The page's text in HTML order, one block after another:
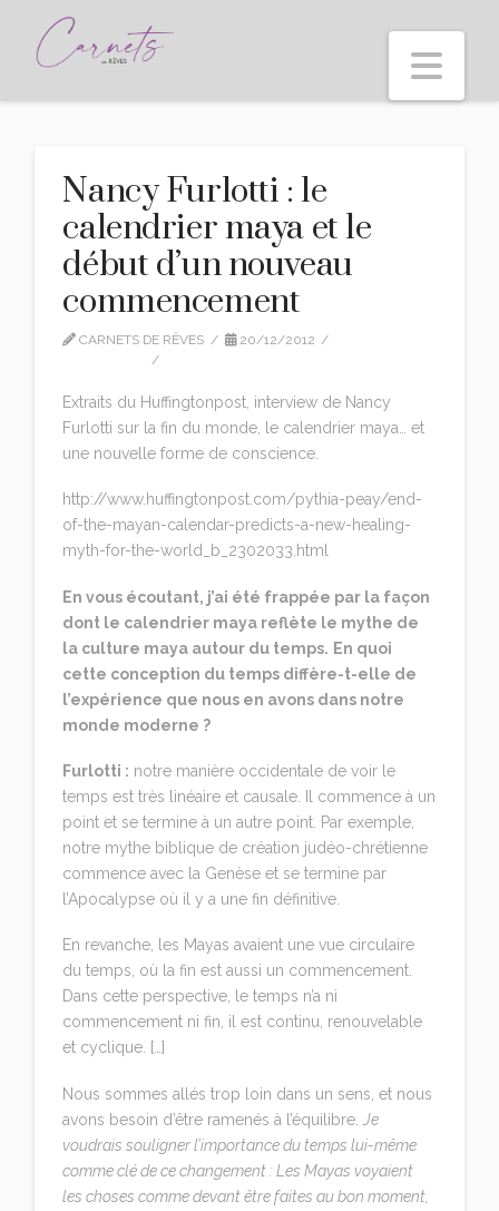
Nancy Furlotti : le
calendrier maya et le
début d’un nouveau
commencement
CARNETS DE RÊVES
20/12/2012
Extraits du Huffingtonpost, interview de Nancy
Furlotti sur la fin du monde, le calendrier maya… et
une nouvelle forme de conscience.
http://www.huffingtonpost.com/pythia-peay/end-
of-the-mayan-calendar-predicts-a-new-healing-
myth-for-the-world_b_2302033.html
En vous écoutant, j’ai été frappée par la façon
dont le calendrier maya reflète le mythe de
la culture maya autour du temps. En quoi
cette conception du temps diffère-t-elle de
l’expérience que nous en avons dans notre
monde moderne ?
Furlotti : notre manière occidentale de voir le
temps est très linéaire et causale. Il commence à un
point et se termine à un autre point. Par exemple,
notre mythe biblique de création judéo-chrétienne
commence avec la Genèse et se termine par
l’Apocalypse où il y a une fin définitive.
En revanche, les Mayas avaient une vue circulaire
du temps, où la fin est aussi un commencement.
Dans cette perspective, le temps n’a ni
commencement ni fin, il est continu, renouvelable
et cyclique. […]
Nous sommes allés trop loin dans un sens, et nous
avons besoin d’être ramenés à l’équilibre.
Je
voudrais souligner l’importance du temps lui-même
comme clé de ce changement : Les Mayas voyaient
les choses comme devant être faites au bon moment,